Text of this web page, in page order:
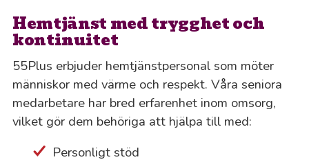
Hemtjänst med trygghet och
kontinuitet
55Plus erbjuder hemtjänstpersonal som möter
människor med värme och respekt. Våra seniora
medarbetare har bred erfarenhet inom omsorg,
vilket gör dem behöriga att hjälpa till med:
Personligt stöd